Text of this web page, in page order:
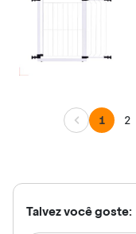
1 2
Talvez você goste: